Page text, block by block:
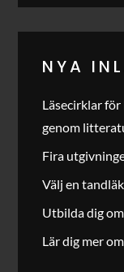
NYA
Läsecirklar
genom
Fira
Välj en
Utbilda dig
Lär dig mer